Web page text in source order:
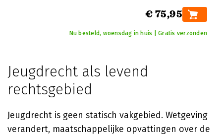
€ 75,95
Nu besteld, woensdag in huis | Gratis verzonden
Jeugdrecht als levend
rechtsgebied
Jeugdrecht is geen statisch vakgebied. Wetgeving
verandert, maatschappelijke opvattingen over de